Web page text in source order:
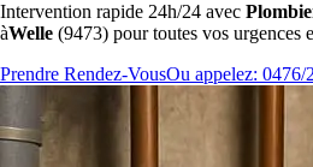
Intervention rapide 24h/24 avec
àWelle (9473) pour toutes vos urgences
Prendre Rendez-VousOu appelez: 0476/